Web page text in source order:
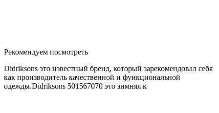
Рекомендуем посмотреть
Didriksons это известный бренд, который зарекомендовал себя
как производитель качественной и функциональной
одежды.Didriksons 501567070 это зимняя к